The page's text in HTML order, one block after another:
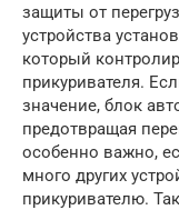
защиты от
устройства
который
прикуривателя.
значение, блок
предотвращая
особенно важно,
много других
прикуривателю.